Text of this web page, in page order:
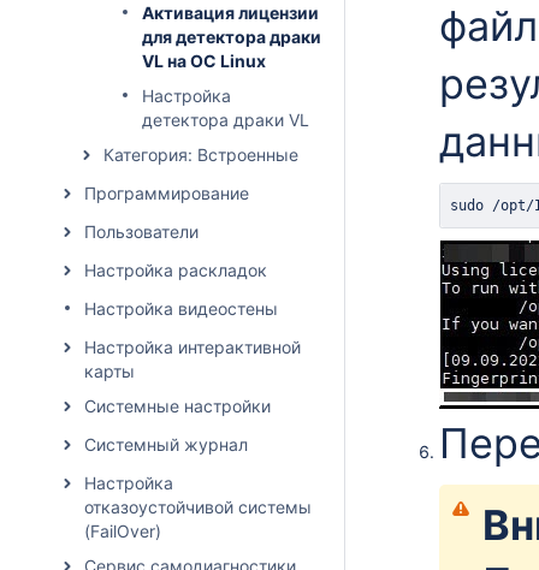
Активация лицензии
для детектора драки
VL на ОС Linux
Настройка
детектора драки VL
Категория: Встроенные
Программирование
Пользователи
Настройка раскладок
Настройка видеостены
Настройка интерактивной
карты
Системные настройки
Системный журнал
Настройка
отказоустойчивой системы
(FailOver)
Сервис самодиагностики
sudo /opt/